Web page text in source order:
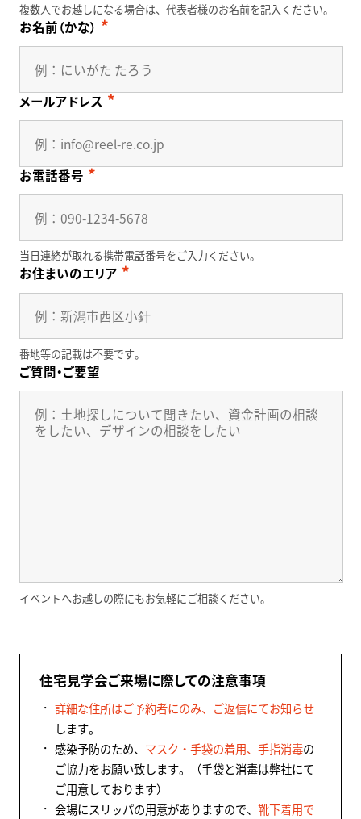
複数人でお越しになる場合は、代表者様のお名前を記入ください。
お名前（かな）
メールアドレス
お電話番号
当日連絡が取れる携帯電話番号をご入力ください。
お住まいのエリア
番地等の記載は不要です。
ご質問・ご要望
イベントへお越しの際にもお気軽にご相談ください。
住宅見学会ご来場に際しての注意事項
詳細な住所はご予約者にのみ、ご返信にてお知らせ
します。
感染予防のため、 マスク・手袋の着用、手指消毒の
ご協力をお願い致します。（手袋と消毒は弊社にて
ご用意しております）
会場にスリッパの用意がありますので、 靴下着用で